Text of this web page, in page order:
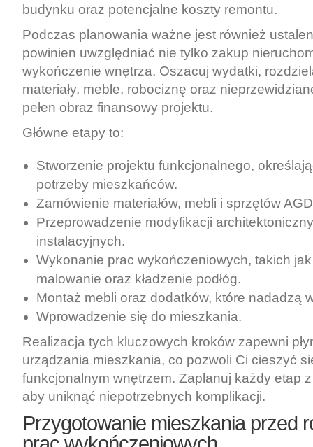
budynku oraz potencjalne koszty remontu.
Podczas planowania ważne jest również
powinien uwzględniać nie tylko zakup
wykończenie wnętrza. Oszacuj wydatki,
materiały, meble, robociznę oraz
pełen obraz finansowy projektu.
Główne etapy to:
Stworzenie projektu funkcjonalnego,
potrzeby mieszkańców.
Zamówienie materiałów, mebli i sprzętów
Przeprowadzenie modyfikacji
instalacyjnych.
Wykonanie prac wykończeniowych, takich
malowanie oraz kładzenie podłóg.
Montaż mebli oraz dodatków, które nadadzą
Wprowadzenie się do mieszkania.
Realizacja tych kluczowych kroków zapewni
urządzania mieszkania, co pozwoli Ci cieszyć
funkcjonalnym wnętrzem. Zaplanuj każdy etap
aby uniknąć niepotrzebnych komplikacji.
Przygotowanie mieszkania przed